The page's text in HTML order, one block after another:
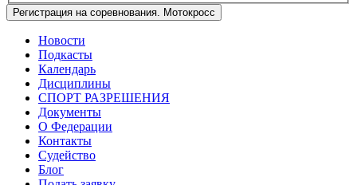
Регистрация на соревнования. Мотокросс
Новости
Подкасты
Календарь
Дисциплины
СПОРТ РАЗРЕШЕНИЯ
Документы
О Федерации
Контакты
Судейство
Блог